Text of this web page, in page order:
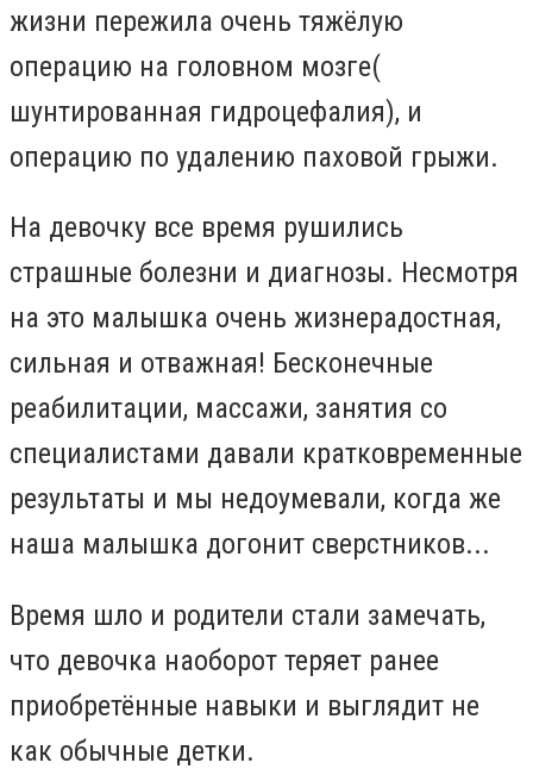
жизни пережила очень тяжёлую
операцию на головном мозге(
шунтированная гидроцефалия), и
операцию по удалению паховой грыжи.
На девочку все время рушились
страшные болезни и диагнозы. Несмотря
на это малышка очень жизнерадостная,
сильная и отважная! Бесконечные
реабилитации, массажи, занятия со
специалистами давали кратковременные
результаты и мы недоумевали, когда же
наша малышка догонит сверстников...
Время шло и родители стали замечать,
что девочка наоборот теряет ранее
приобретённые навыки и выглядит не
как обычные детки.